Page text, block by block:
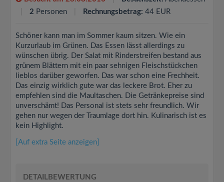
2 Personen Rechnungsbetrag: 44 EUR
Schöner kann man im Sommer kaum sitzen. Wie ein
Kurzurlaub im Grünen. Das Essen lässt allerdings zu
wünschen übrig. Der Salat mit Rinderstreifen bestand aus
grünem Blättern mit ein paar sehnigen Fleischstückchen
lieblos darüber geworfen. Das war schon eine Frechheit.
Das einzig wirklich gute war das leckere Brot. Eher zu
empfehlen sind die Maultaschen. Die Getränkepreise sind
unverschämt! Das Personal ist stets sehr freundlich. Wir
gehen nur wegen der Traumlage dort hin. Kulinarisch ist es
kein Highlight.
[Auf extra Seite anzeigen]
DETAILBEWERTUNG